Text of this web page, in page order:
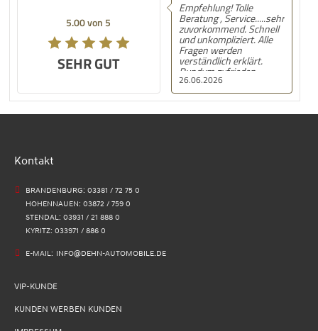
5.00 von 5
SEHR GUT
26.06.2026
Empfehlung! Tolle
Beratung , Service.....sehr
zuvorkommend. Schnell
und unkompliziert. Alle
Fragen werden
verständlich erklärt.
Rundum zufrieden.
Kontakt
BRANDENBURG: 03381 / 72 75 0
HOHENNAUEN: 03872 / 759 0
STENDAL: 03931 / 21 888 0
KYRITZ: 033971 / 886 0
E-MAIL: INFO@DEHN-AUTOMOBILE.DE
VIP-KUNDE
KUNDEN WERBEN KUNDEN